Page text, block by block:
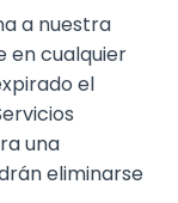
a nuestra
en cualquier
el
una
eliminarse